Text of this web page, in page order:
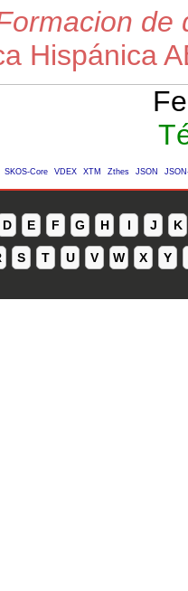
de
Hispánica
SKOS-Core VDEX XTM Zthes JSON
D E F G H I J K
S T U V W X Y